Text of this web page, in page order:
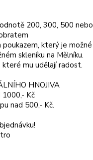
Varianta
200, 300, 500 nebo
který je možné
skleníku na Mělníku.
mu udělají radost.
HNOJIVA
1000,- Kč
nad 500,- Kč.